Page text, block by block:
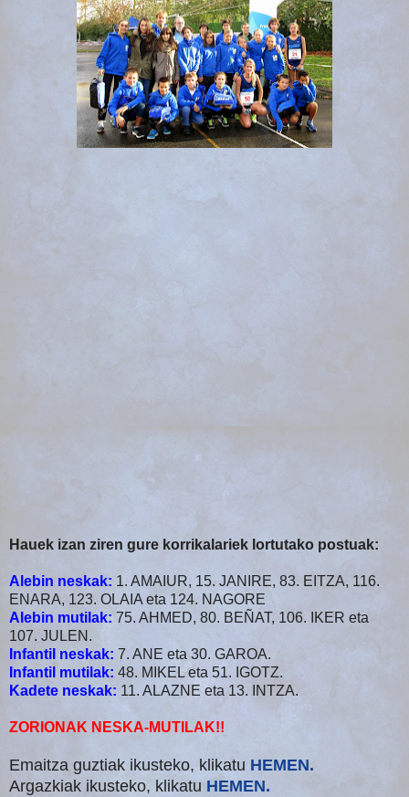
Hauek izan ziren gure korrikalariek lortutako postuak:
Alebin neskak: 1. AMAIUR, 15. JANIRE, 83. EITZA, 116.
ENARA, 123. OLAIA eta 124. NAGORE
Alebin mutilak: 75. AHMED, 80. BEÑAT, 106. IKER eta
107. JULEN.
Infantil neskak: 7. ANE eta 30. GAROA.
Infantil mutilak: 48. MIKEL eta 51. IGOTZ.
Kadete neskak: 11. ALAZNE eta 13. INTZA.
ZORIONAK NESKA-MUTILAK!!
Emaitza guztiak ikusteko, klikatu HEMEN.
Argazkiak ikusteko, klikatu HEMEN.